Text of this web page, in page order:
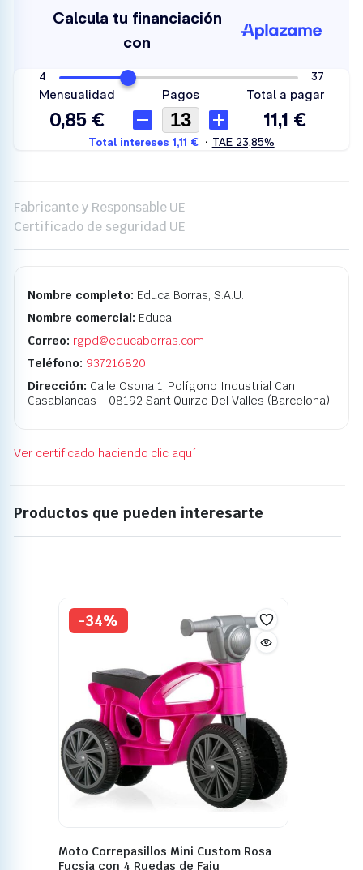
Fabricante y Responsable UE
Certificado de seguridad UE
Nombre completo: Educa Borras, S.A.U.
Nombre comercial: Educa
Correo: rgpd@educaborras.com
Teléfono: 937216820
Dirección: Calle Osona 1, Polígono Industrial Can
Casablancas - 08192 Sant Quirze Del Valles (Barcelona)
Ver certificado haciendo clic aquí
Productos que pueden interesarte
-34%
Moto Correpasillos Mini Custom Rosa
Fucsia con 4 Ruedas de Faju